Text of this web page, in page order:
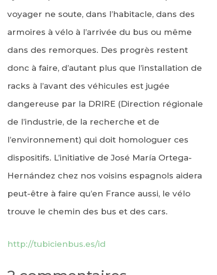
voyager ne soute, dans l’habitacle, dans des
armoires à vélo à l’arrivée du bus ou même
dans des remorques. Des progrès restent
donc à faire, d’autant plus que l’installation de
racks à l’avant des véhicules est jugée
dangereuse par la DRIRE (Direction régionale
de l’industrie, de la recherche et de
l’environnement) qui doit homologuer ces
dispositifs. L’initiative de José María Ortega-
Hernández chez nos voisins espagnols aidera
peut-être à faire qu’en France aussi, le vélo
trouve le chemin des bus et des cars.
http://tubicienbus.es/id